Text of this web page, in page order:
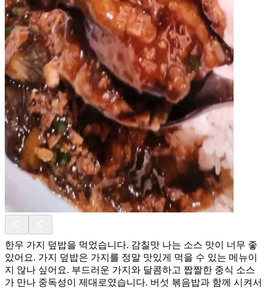
한우 가지 덮밥을 먹었습니다. 감칠맛 나는 소스 맛이 너무 좋
았어요. 가지 덮밥은 가지를 정말 맛있게 먹을 수 있는 메뉴이
지 않나 싶어요. 부드러운 가지와 달콤하고 짭짤한 중식 소스
가 만나 중독성이 제대로였습니다. 버섯 볶음밥과 함께 시켜서